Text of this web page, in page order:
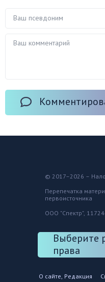
© 2017–2026 –
Перепечатка
первоисточника
ООО "Спектр",
Выберите
права
О сайте, Редакция